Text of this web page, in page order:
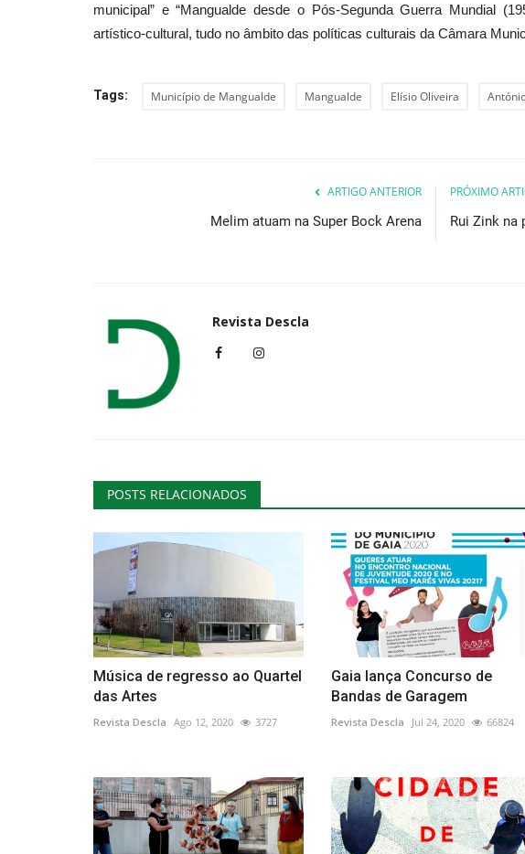
municipal” e “Mangualde desde o Pós-Segunda Guerra Mundial
artístico-cultural, tudo no âmbito das políticas culturais da Câmara
Tags: Município de Mangualde Mangualde Elísio Oliveira
ARTIGO ANTERIOR
Melim atuam na Super Bock Arena
PRÓXIMO
Rui Zink na
Revista Descla
POSTS RELACIONADOS
Música de regresso ao Quartel
das Artes
Revista Descla Ago 12, 2020 3727
Gaia lança Concurso de
Bandas de Garagem
Revista Descla Jul 24, 2020 66824
Revista Descla Dez 17, 2021 3587 Revista